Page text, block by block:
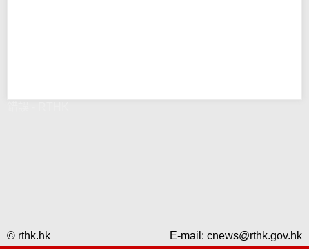
© rthk.hk E-mail: cnews@rthk.gov.hk